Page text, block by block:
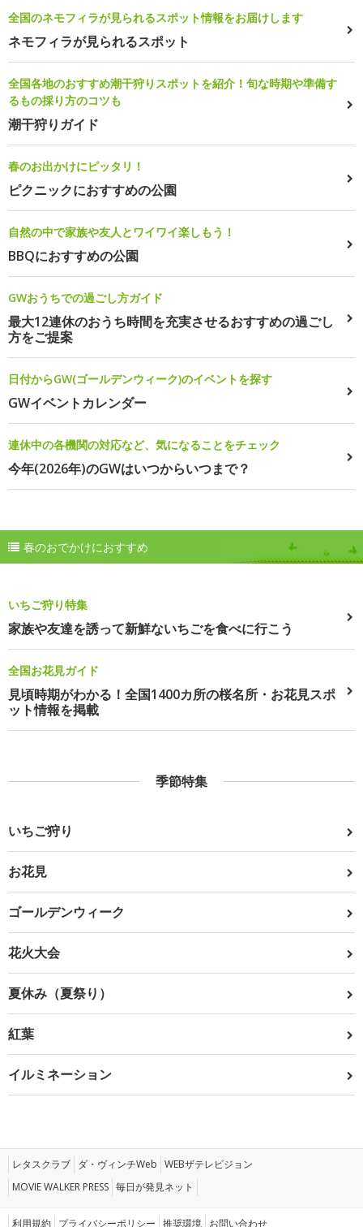
全国のネモフィラが見られるスポット情報をお届けします
ネモフィラが見られるスポット
全国各地のおすすめ潮干狩りスポットを紹介！旬な時期や準備す
るもの採り方のコツも
潮干狩りガイド
春のお出かけにピッタリ！
ピクニックにおすすめの公園
自然の中で家族や友人とワイワイ楽しもう！
BBQにおすすめの公園
GWおうちでの過ごし方ガイド
最大12連休のおうち時間を充実させるおすすめの過ごし
方をご提案
日付からGW(ゴールデンウィーク)のイベントを探す
GWイベントカレンダー
連休中の各機関の対応など、気になることをチェック
今年(2026年)のGWはいつからいつまで？
春のおでかけにおすすめ
いちご狩り特集
家族や友達を誘って新鮮ないちごを食べに行こう
全国お花見ガイド
見頃時期がわかる！全国1400カ所の桜名所・お花見スポ
ット情報を掲載
季節特集
いちご狩り
お花見
ゴールデンウィーク
花火大会
夏休み（夏祭り）
紅葉
イルミネーション
レタスクラブ ダ・ヴィンチWeb WEBザテレビジョン
MOVIE WALKER PRESS 毎日が発見ネット
利用規約 プライバシーポリシー 推奨環境 お問い合わせ